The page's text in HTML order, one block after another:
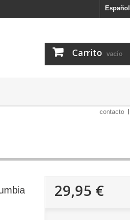
Español
Carrito vacío
contacto
29,95 €